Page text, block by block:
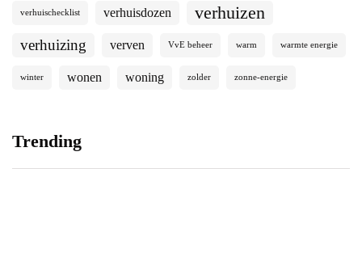
verhuischecklist verhuisdozen verhuizen
verhuizing verven VvE beheer warm warmte energie
winter wonen woning zolder zonne-energie
Trending